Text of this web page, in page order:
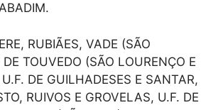
RUBIÃES, VADE (SÃO
DE TOUVEDO (SÃO LOURENÇO E
DE GUILHADESES E SANTAR,
RUIVOS E GROVELAS, U.F. DE